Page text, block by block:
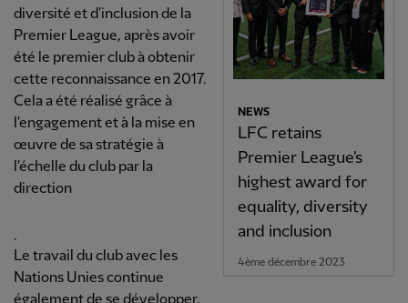
NEWS
LFC retains
Premier League's
highest award for
equality, diversity
and inclusion
4ème décembre 2023
diversité et d'inclusion de la
Premier League, après avoir
été le premier club à obtenir
cette reconnaissance en 2017.
Cela a été réalisé grâce à
l'engagement et à la mise en
œuvre de sa stratégie à
l'échelle du club par la
direction
.
Le travail du club avec les
Nations Unies continue
également de se développer,